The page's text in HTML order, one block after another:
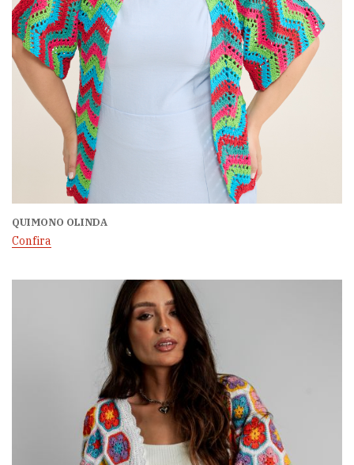
QUIMONO OLINDA
Confira